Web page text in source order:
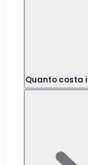
Quanto costa